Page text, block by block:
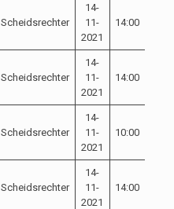
Scheidsrechter
14-
11-
2021
14:00
Scheidsrechter
14-
11-
2021
14:00
Scheidsrechter
14-
11-
2021
10:00
Scheidsrechter
14-
11-
2021
14:00